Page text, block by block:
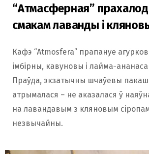
“Атмасферная”
смакам лаванды і
Кафэ “Atmosfera” прапануе
імбірны, кавуновы і лайма-
Праўда, экзатычны шчаўевы
атрымалася – не аказалася ў
на лавандавым з кляновым
незвычайны.